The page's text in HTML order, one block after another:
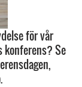
för vår
konferens? Se